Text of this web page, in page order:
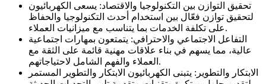
تحقيق التوازن بين التكنولوجيا والاقتصاد: يسعى الكهربائيون
لتحقيق توازن فعّال بين استخدام أحدث التكنولوجيا والحفاظ
على تكلفة الخدمات بما يتناسب مع ميزانيات العملاء.
التفاعل الاجتماعي والاحترافي: يتمتعون بمهارات اجتماعية
عالية، مما يسهم في بناء علاقات مهنية قائمة على الثقة مع
العملاء والفهم الشامل لاحتياجاتهم.
الابتكار والتطوير: يتبنى الكهربائيون الابتكار والتطوير المستمر